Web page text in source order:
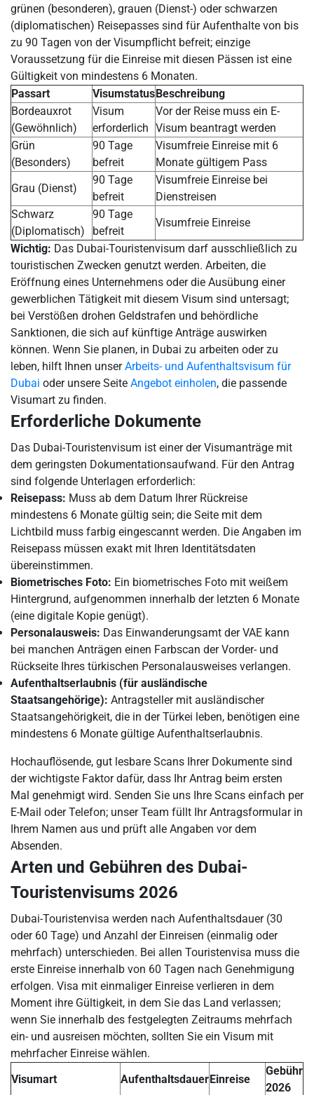
grünen (besonderen), grauen (Dienst-) oder schwarzen
(diplomatischen) Reisepasses sind für Aufenthalte von bis
zu 90 Tagen von der Visumpflicht befreit; einzige
Voraussetzung für die Einreise mit diesen Pässen ist eine
Gültigkeit von mindestens 6 Monaten.
Passart
VisumstatusBeschreibung
Bordeauxrot
(Gewöhnlich)
Visum
erforderlich
Vor der Reise muss ein E-
Visum beantragt werden
Grün
(Besonders)
90 Tage
befreit
Visumfreie Einreise mit 6
Monate gültigem Pass
Grau (Dienst)
90 Tage
befreit
Visumfreie Einreise bei
Dienstreisen
Schwarz
(Diplomatisch)
90 Tage
befreit
Visumfreie Einreise
Wichtig: Das Dubai-Touristenvisum darf ausschließlich zu
touristischen Zwecken genutzt werden. Arbeiten, die
Eröffnung eines Unternehmens oder die Ausübung einer
gewerblichen Tätigkeit mit diesem Visum sind untersagt;
bei Verstößen drohen Geldstrafen und behördliche
Sanktionen, die sich auf künftige Anträge auswirken
können. Wenn Sie planen, in Dubai zu arbeiten oder zu
leben, hilft Ihnen unserArbeits- und Aufenthaltsvisum für
Dubai oder unsere Seite Angebot einholen, die passende
Visumart zu finden.
Erforderliche Dokumente
Das Dubai-Touristenvisum ist einer der Visumanträge mit
dem geringsten Dokumentationsaufwand. Für den Antrag
sind folgende Unterlagen erforderlich:
Reisepass: Muss ab dem Datum Ihrer Rückreise
mindestens 6 Monate gültig sein; die Seite mit dem
Lichtbild muss farbig eingescannt werden. Die Angaben im
Reisepass müssen exakt mit Ihren Identitätsdaten
übereinstimmen.
Biometrisches Foto: Ein biometrisches Foto mit weißem
Hintergrund, aufgenommen innerhalb der letzten 6 Monate
(eine digitale Kopie genügt).
Personalausweis: Das Einwanderungsamt der VAE kann
bei manchen Anträgen einen Farbscan der Vorder- und
Rückseite Ihres türkischen Personalausweises verlangen.
Aufenthaltserlaubnis (für ausländische
Staatsangehörige): Antragsteller mit ausländischer
Staatsangehörigkeit, die in der Türkei leben, benötigen eine
mindestens 6 Monate gültige Aufenthaltserlaubnis.
Hochauflösende, gut lesbare Scans Ihrer Dokumente sind
der wichtigste Faktor dafür, dass Ihr Antrag beim ersten
Mal genehmigt wird. Senden Sie uns Ihre Scans einfach per
E-Mail oder Telefon; unser Team füllt Ihr Antragsformular in
Ihrem Namen aus und prüft alle Angaben vor dem
Absenden.
Arten und Gebühren des Dubai-
Touristenvisums 2026
Dubai-Touristenvisa werden nach Aufenthaltsdauer (30
oder 60 Tage) und Anzahl der Einreisen (einmalig oder
mehrfach) unterschieden. Bei allen Touristenvisa muss die
erste Einreise innerhalb von 60 Tagen nach Genehmigung
erfolgen. Visa mit einmaliger Einreise verlieren in dem
Moment ihre Gültigkeit, in dem Sie das Land verlassen;
wenn Sie innerhalb des festgelegten Zeitraums mehrfach
ein- und ausreisen möchten, sollten Sie ein Visum mit
mehrfacher Einreise wählen.
Visumart
AufenthaltsdauerEinreise
Gebühr
2026